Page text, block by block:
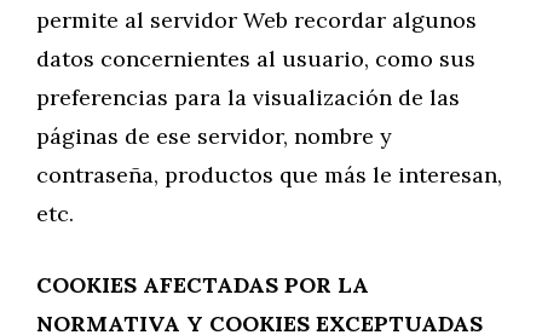
permite al servidor Web recordar algunos
datos concernientes al usuario, como sus
preferencias para la visualización de las
páginas de ese servidor, nombre y
contraseña, productos que más le interesan,
etc.
COOKIES AFECTADAS POR LA
NORMATIVA Y COOKIES EXCEPTUADAS